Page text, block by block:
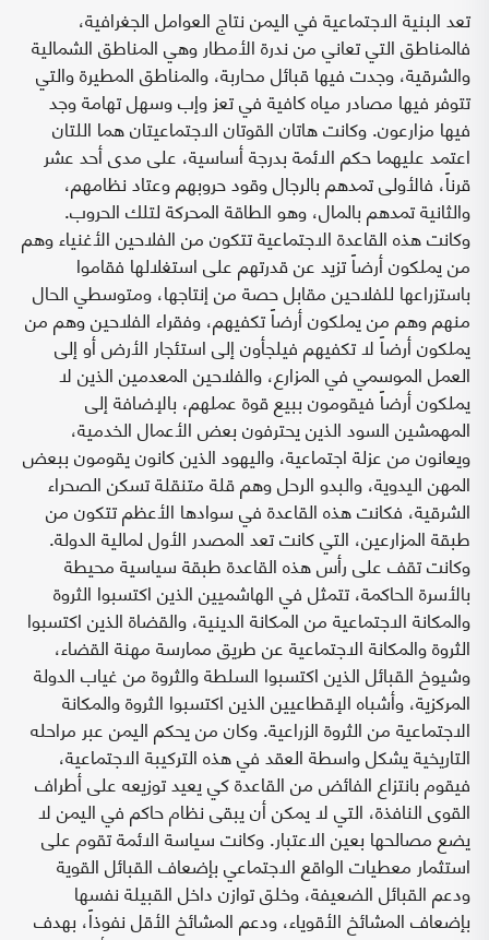
تعد البنية الاجتماعية في اليمن نتاج العوامل الجغرافية،
فالمناطق التي تعاني من ندرة الأمطار وهي المناطق الشمالية
والشرقية، وجدت فيها قبائل محاربة، والمناطق المطيرة والتي
تتوفر فيها مصادر مياه كافية في تعز وإب وسهل تهامة وجد
فيها مزارعون. وكانت هاتان القوتان الاجتماعيتان هما اللتان
اعتمد عليهما حكم الائمة بدرجة أساسية، على مدى أحد عشر
قرناً، فالأولى تمدهم بالرجال وقود حروبهم وعتاد نظامهم،
والثانية تمدهم بالمال، وهو الطاقة المحركة لتلك الحروب.
وكانت هذه القاعدة الاجتماعية تتكون من الفلاحين الأغنياء وهم
من يملكون أرضاً تزيد عن قدرتهم على استغلالها فقاموا
باستزراعها للفلاحين مقابل حصة من إنتاجها، ومتوسطي الحال
منهم وهم من يملكون أرضاً تكفيهم، وفقراء الفلاحين وهم من
يملكون أرضاً لا تكفيهم فيلجأون إلى استئجار الأرض أو إلى
العمل الموسمي في المزارع، والفلاحين المعدمين الذين لا
يملكون أرضاً فيقومون ببيع قوة عملهم، بالإضافة إلى
المهمشين السود الذين يحترفون بعض الأعمال الخدمية،
ويعانون من عزلة اجتماعية، واليهود الذين كانون يقومون ببعض
المهن اليدوية، والبدو الرحل وهم قلة متنقلة تسكن الصحراء
الشرقية، فكانت هذه القاعدة في سوادها الأعظم تتكون من
طبقة المزارعين، التي كانت تعد المصدر الأول لمالية الدولة.
وكانت تقف على رأس هذه القاعدة طبقة سياسية محيطة
بالأسرة الحاكمة، تتمثل في الهاشميين الذين اكتسبوا الثروة
والمكانة الاجتماعية من المكانة الدينية، والقضاة الذين اكتسبوا
الثروة والمكانة الاجتماعية عن طريق ممارسة مهنة القضاء،
وشيوخ القبائل الذين اكتسبوا السلطة والثروة من غياب الدولة
المركزية، وأشباه الإقطاعيين الذين اكتسبوا الثروة والمكانة
الاجتماعية من الثروة الزراعية. وكان من يحكم اليمن عبر مراحله
التاريخية يشكل واسطة العقد في هذه التركيبة الاجتماعية،
فيقوم بانتزاع الفائض من القاعدة كي يعيد توزيعه على أطراف
القوى النافذة، التي لا يمكن أن يبقى نظام حاكم في اليمن لا
يضع مصالحها بعين الاعتبار. وكانت سياسة الائمة تقوم على
استثمار معطيات الواقع الاجتماعي بإضعاف القبائل القوية
ودعم القبائل الضعيفة، وخلق توازن داخل القبيلة نفسها
بإضعاف المشائخ الأقوياء، ودعم المشائخ الأقل نفوذاً، بهدف